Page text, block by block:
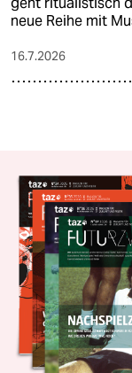
neue Reihe mit
16.7.2026